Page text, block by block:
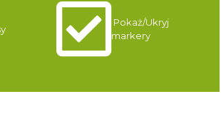
Pokaż/Ukryj
markery